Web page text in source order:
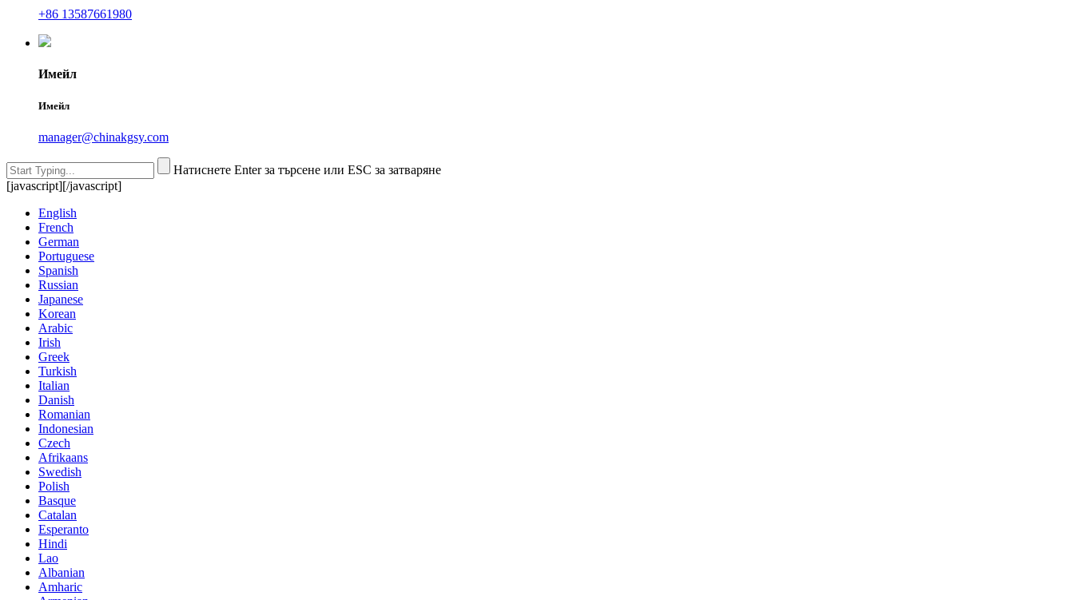
+86 13587661980
Имейл
Имейл
manager@chinakgsy.com
Натиснете Enter за търсене или ESC за затваряне
[javascript][/javascript]
English
French
German
Portuguese
Spanish
Russian
Japanese
Korean
Arabic
Irish
Greek
Turkish
Italian
Danish
Romanian
Indonesian
Czech
Afrikaans
Swedish
Polish
Basque
Catalan
Esperanto
Hindi
Lao
Albanian
Amharic